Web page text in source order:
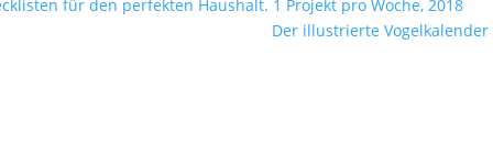
für den perfekten Haushalt. 1 Projekt pro Woche, 2018
Der illustrierte Vogelkalender